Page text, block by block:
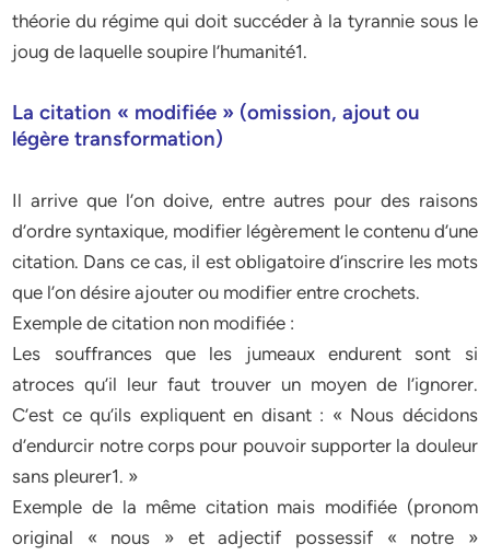
théorie du régime qui doit succéder à la tyrannie sous le
joug de laquelle soupire l’humanité1.
La citation « modifiée » (omission, ajout ou
légère transformation)
Il arrive que l’on doive, entre autres pour des raisons
d’ordre syntaxique, modifier légèrement le contenu d’une
citation. Dans ce cas, il est obligatoire d’inscrire les mots
que l’on désire ajouter ou modifier entre crochets.
Exemple de citation non modifiée :
Les souffrances que les jumeaux endurent sont si
atroces qu’il leur faut trouver un moyen de l’ignorer.
C’est ce qu’ils expliquent en disant : « Nous décidons
d’endurcir notre corps pour pouvoir supporter la douleur
sans pleurer1. »
Exemple de la même citation mais modifiée (pronom
original « nous » et adjectif possessif « notre »